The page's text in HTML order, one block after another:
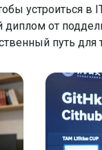
от
путь для